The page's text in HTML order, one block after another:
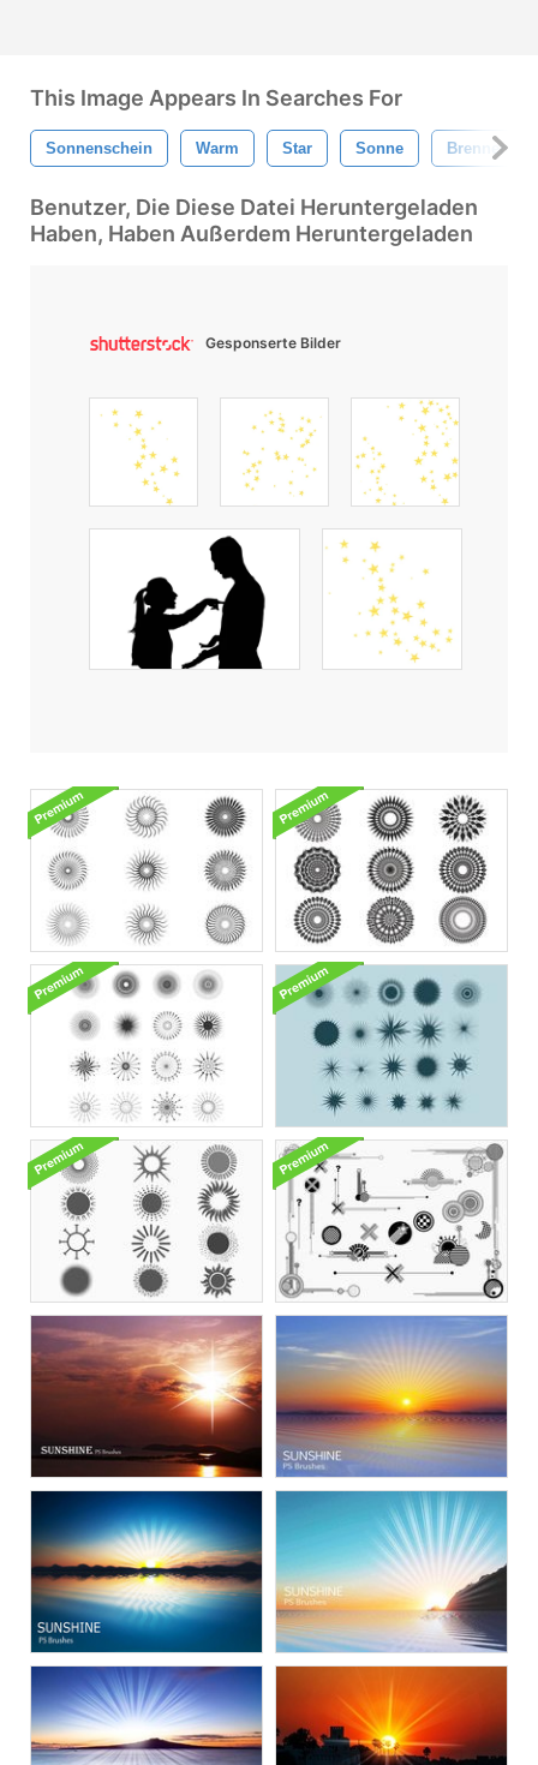
This Image Appears In Searches For
Sonnenschein Warm Star Sonne Brennen
Benutzer, Die Diese Datei Heruntergeladen
Haben, Haben Außerdem Heruntergeladen
Gesponserte Bilder